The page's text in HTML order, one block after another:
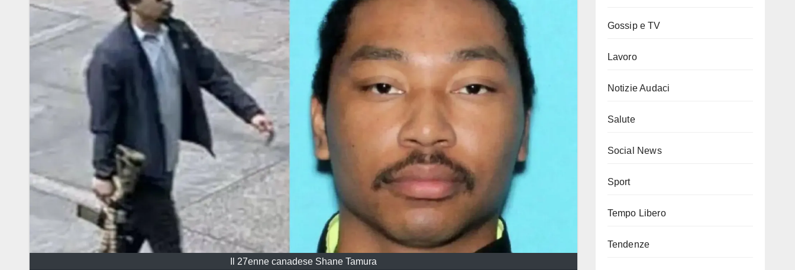
Il 27enne canadese Shane Tamura
Gossip e TV
Lavoro
Notizie Audaci
Salute
Social News
Sport
Tempo Libero
Tendenze